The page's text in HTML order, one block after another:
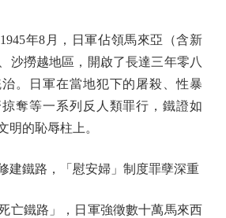
年8月，日軍佔領馬來亞（含新
沙撈越地區，開啟了長達三年零八
。日軍在當地犯下的屠殺、性暴
奪等一系列反人類罪行，鐵證如
明的恥辱柱上。
鐵路，「慰安婦」制度罪孽深重
鐵路」，日軍強徵數十萬馬來西